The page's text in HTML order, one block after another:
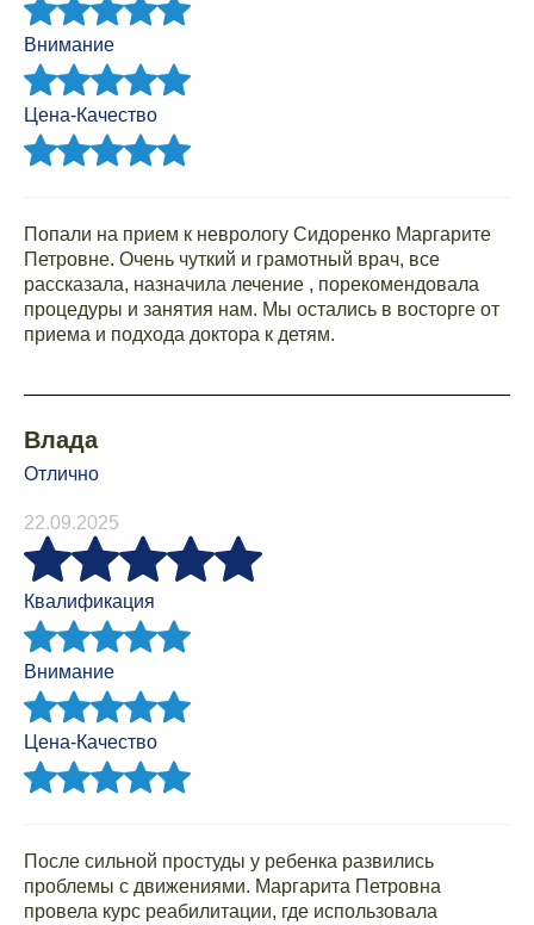
Внимание
Цена-Качество
Попали на прием к неврологу Сидоренко Маргарите
Петровне. Очень чуткий и грамотный врач, все
рассказала, назначила лечение , порекомендовала
процедуры и занятия нам. Мы остались в восторге от
приема и подхода доктора к детям.
Влада
Отлично
22.09.2025
Квалификация
Внимание
Цена-Качество
После сильной простуды у ребенка развились
проблемы с движениями. Маргарита Петровна
провела курс реабилитации, где использовала